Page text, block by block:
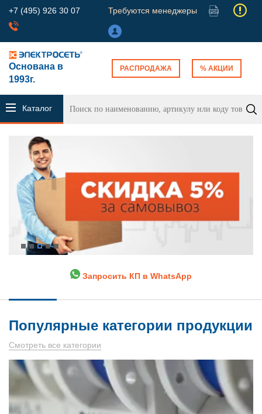
+7 (495) 926 30 07 Требуются менеджеры
Основана в
1993г.
РАСПРОДАЖА % АКЦИИ
Каталог
продукции
Запросить КП в WhatsApp
Популярные категории продукции
Смотреть все категории